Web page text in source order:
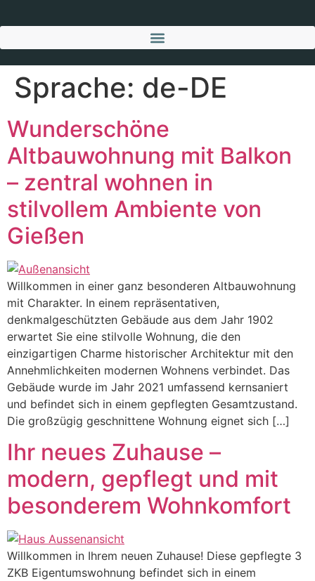
Sprache: de-DE
Wunderschöne
Altbauwohnung mit Balkon
– zentral wohnen in
stilvollem Ambiente von
Gießen
Willkommen in einer ganz besonderen Altbauwohnung
mit Charakter. In einem repräsentativen,
denkmalgeschützten Gebäude aus dem Jahr 1902
erwartet Sie eine stilvolle Wohnung, die den
einzigartigen Charme historischer Architektur mit den
Annehmlichkeiten modernen Wohnens verbindet. Das
Gebäude wurde im Jahr 2021 umfassend kernsaniert
und befindet sich in einem gepflegten Gesamtzustand.
Die großzügig geschnittene Wohnung eignet sich […]
Ihr neues Zuhause –
modern, gepflegt und mit
besonderem Wohnkomfort
Willkommen in Ihrem neuen Zuhause! Diese gepflegte 3
ZKB Eigentumswohnung befindet sich in einem